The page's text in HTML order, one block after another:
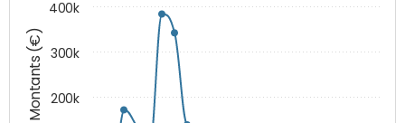
Montants (€) 200k
300k
400k